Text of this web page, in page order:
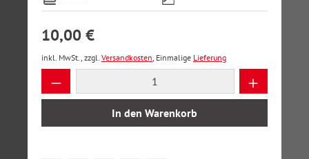
10,00 €
inkl. MwSt., zzgl. Versandkosten, Einmalige Lieferung
Produkt Anzahl: Gib den gewünschten
In den Warenkorb